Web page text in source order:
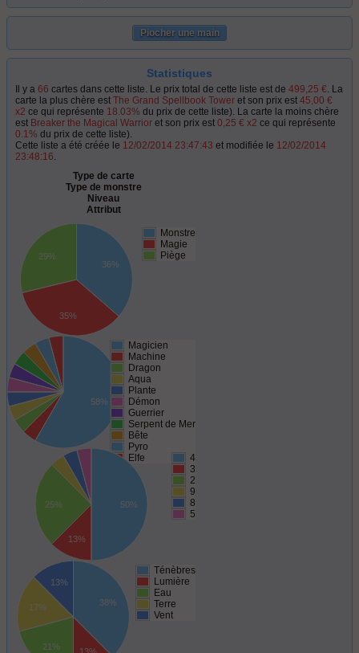
Piocher une main
Statistiques
Il y a 66 cartes dans cette liste. Le prix total de cette liste est de 499,25 €. La
carte la plus chère est The Grand Spellbook Tower et son prix est 45,00 €
x2 ce qui représente 18.03% du prix de cette liste). La carte la moins chère
est Breaker the Magical Warrior et son prix est 0,25 € x2 ce qui représente
0.1% du prix de cette liste).
Cette liste a été créée le 12/02/2014 23:47:43 et modifiée le 12/02/2014
23:48:16.
Type de carte
Type de monstre
Niveau
Attribut
Monstre
Magie
Piège
36%
35%
29%
Magicien
Machine
Dragon
Aqua
Plante
Démon
Guerrier
Serpent de Mer
Bête
Pyro
Elfe
58%
4
3
2
9
8
5
50%
13%
25%
Ténèbres
Lumière
Eau
Terre
Vent
38%
21%
17%
13%